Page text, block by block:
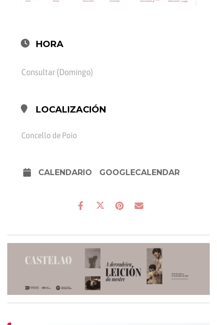
HORA
Consultar (Domingo)
LOCALIZACIÓN
Concello de Poio
CALENDARIO GOOGLECALENDAR